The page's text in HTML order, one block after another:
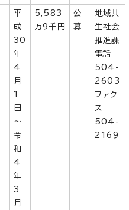
平
成
30
年
4
月
1
日
～
令
和
4
年
3
月
5,583
万9千円
公
募
地域共
生社会
推進課
電話
504-
2603
ファク
ス
504-
2169